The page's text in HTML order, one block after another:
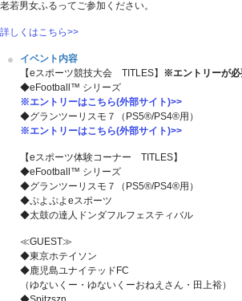
老若男女ふるってご参加ください。
詳しくはこちら>>
イベント内容
【eスポーツ競技大会 TITLES】 ※エントリーが必
◆eFootball™ シリーズ
※エントリーはこちら(外部サイト)>>
◆グランツーリスモ７（PS5®/PS4®用）
※エントリーはこちら(外部サイト)>>
【eスポーツ体験コーナー TITLES】
◆eFootball™ シリーズ
◆グランツーリスモ７（PS5®/PS4®用）
◆ぷよぷよeスポーツ
◆太鼓の達人ドンダフルフェスティバル
≪GUEST≫
◆東京ホテイソン
◆鹿児島ユナイテッドFC
（ゆないくー・ゆないくーおねえさん・田上裕）